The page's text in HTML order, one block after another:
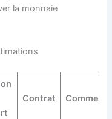
la monnaie
Contrat